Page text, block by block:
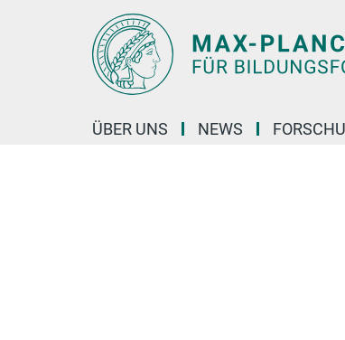
ÜBER UNS NEWS